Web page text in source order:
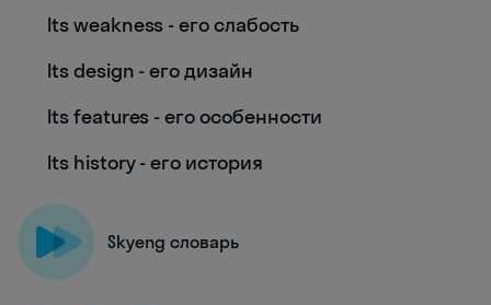
Its weakness - его слабость
Its design - его дизайн
Its features - его особенности
Its history - его история
Skyeng словарь